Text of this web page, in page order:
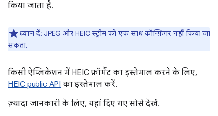
किया जाता है.
ध्यान दें: JPEG और HEIC स्ट्रीम को एक साथ कॉन्फ़िगर नहीं किया जा
सकता.
किसी ऐप्लिकेशन में HEIC फ़ॉर्मैट का इस्तेमाल करने के लिए,
HEIC public API का इस्तेमाल करें.
ज़्यादा जानकारी के लिए, यहां दिए गए सोर्स देखें.